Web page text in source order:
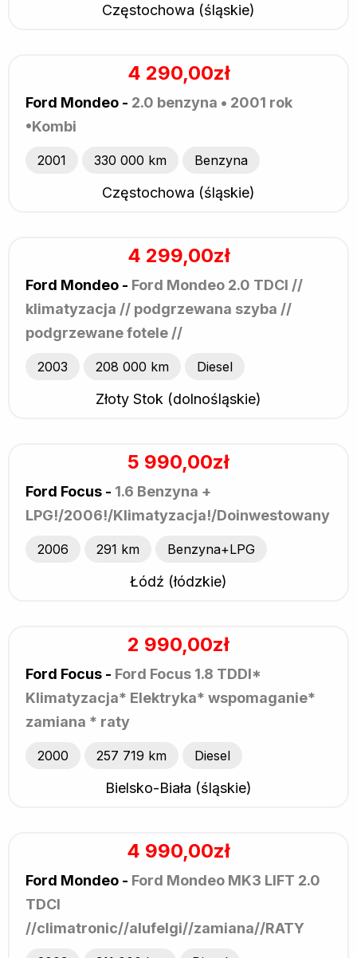
Częstochowa (śląskie)
4 290,00zł
Ford Mondeo - 2.0 benzyna • 2001 rok
•Kombi
2001 330 000 km Benzyna
Częstochowa (śląskie)
4 299,00zł
Ford Mondeo - Ford Mondeo 2.0 TDCI //
klimatyzacja // podgrzewana szyba //
podgrzewane fotele //
2003 208 000 km Diesel
Złoty Stok (dolnośląskie)
5 990,00zł
Ford Focus - 1.6 Benzyna +
LPG!/2006!/Klimatyzacja!/Doinwestowany!
2006 291 km Benzyna+LPG
Łódź (łódzkie)
2 990,00zł
Ford Focus - Ford Focus 1.8 TDDI*
Klimatyzacja* Elektryka* wspomaganie*
zamiana * raty
2000 257 719 km Diesel
Bielsko-Biała (śląskie)
4 990,00zł
Ford Mondeo - Ford Mondeo MK3 LIFT 2.0
TDCI
//climatronic//alufelgi//zamiana//RATY